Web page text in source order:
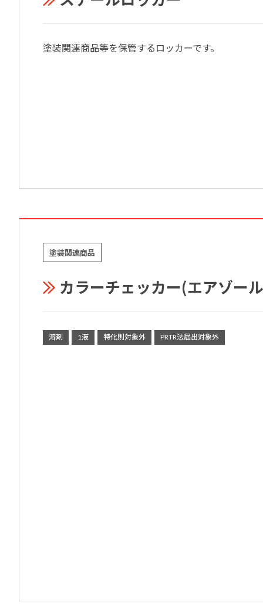
塗装関連商品等を保管するロッカーです。
塗装関連商品
カラーチェッカー(エアゾー
溶剤 1液 特化則対象外 PRTR法届出対象外